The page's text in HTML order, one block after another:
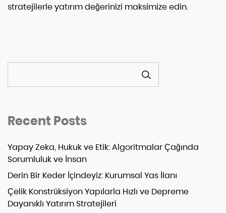
stratejilerle yatırım değerinizi maksimize edin.
Recent Posts
Yapay Zeka, Hukuk ve Etik: Algoritmalar Çağında
Sorumluluk ve İnsan
Derin Bir Keder İçindeyiz: Kurumsal Yas İlanı
Çelik Konstrüksiyon Yapılarla Hızlı ve Depreme
Dayanıklı Yatırım Stratejileri